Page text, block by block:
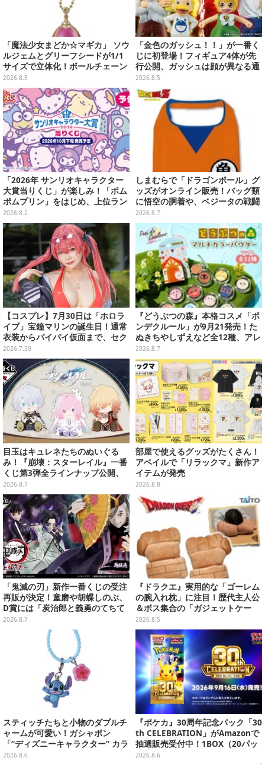
「魔法少女まどか☆マギカ」 ソウ
ルジェムとグリーフシードが1/1
サイズで立体化！ボールチェーン
を外せばフィギュアとして飾れる
ガシャポン全6種
2026.8.5
「金色のガッシュ！！」が一番く
じに初登場！フィギュア4体が先
行公開、ガッシュは顔が異なる通
常/ザケルver.の2種
2026.8.5
「2026年 サンリオキャラクター
大賞当りくじ」が楽しみ！「ポム
ポムプリン」をはじめ、上位ラン
クインが登場するスペシャル企画
2026.8.2
しまむらで「ドラゴンボール」グ
ッズがオンライン販売！バッグ類
に悟空の胴着や、ベジータの戦闘
服を大胆デザイン
2026.8.7
【コスプレ】7月30日は「ホロラ
イブ」宝鐘マリンの誕生日！通常
衣装からパイパイ仮面まで、セク
シーで可愛い美女レイヤーまとめ
【写真42枚】
2026.7.30
『どうぶつの森』本格コスメ「ポ
ンデクルール」が9月21発売！た
ぬきちやしずえなど全12種、アレ
ンジできるリアクションシールも
付属
2026.8.7
目玉はキュレネたちのぬいぐる
み！『崩壊：スターレイル』一番
くじ第3弾全ラインナップ公開、
美麗ビジュアルのアクリルボード
など用意
2026.8.7
部屋で使えるグッズがたくさん！
アベイルで「リラックマ」新作ア
イテムが発売
2026.8.8
「鬼滅の刃」新作一番くじの受注
再販が決定！童磨や胡蝶しのぶ、
D賞には「炭治郎と義勇のてちて
ちフィギュア」も
2026.8.7
『ドラクエ』実用的な「ゴーレム
の腕入れ枕」に注目！歴代主人公
＆ボス集合の「ガジェットケー
ス」ほか9プライズが8月順次展開
2026.8.5
スティッチたちと小物のダブルチ
ャームが可愛い！ガシャポン
「“ディズニーキャラクター” カラ
フルマルチチャーム」が発売
2026.8.6
『ポケカ』30周年記念パック「30
th CELEBRATION」がAmazonで
抽選販売受付中！1BOX（20パッ
ク入り）
2026.8.6